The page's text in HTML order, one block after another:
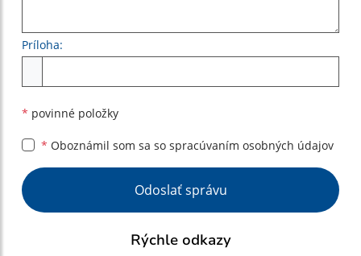
Príloha:
* povinné položky
* Oboznámil som sa so spracúvaním osobných údajov
Google reCaptcha Response
Odoslať správu
Rýchle odkazy